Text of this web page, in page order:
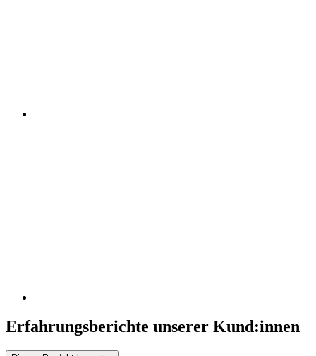
Erfahrungsberichte unserer Kund:innen